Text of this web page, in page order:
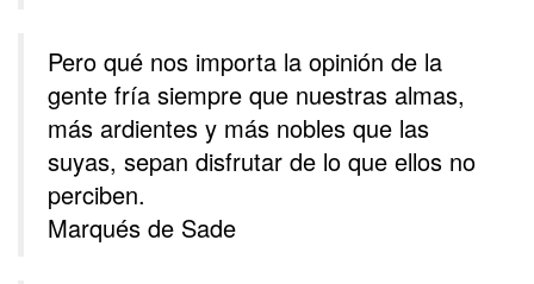
Pero qué nos importa la opinión de la
gente fría siempre que nuestras almas,
más ardientes y más nobles que las
suyas, sepan disfrutar de lo que ellos no
perciben.
Marqués de Sade